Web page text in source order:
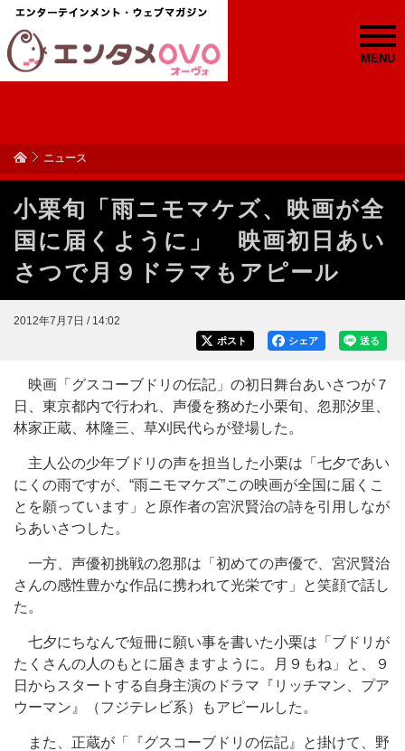
MENU
ニュース
小栗旬「雨ニモマケズ、映画が全
国に届くように」 映画初日あい
さつで月９ドラマもアピール
2012年7月7日 / 14:02
送る
シェア
ポスト
映画「グスコーブドリの伝記」の初日舞台あいさつが７
日、東京都内で行われ、声優を務めた小栗旬、忽那汐里、
林家正蔵、林隆三、草刈民代らが登場した。
主人公の少年ブドリの声を担当した小栗は「七夕であい
にくの雨ですが、“雨ニモマケズ”この映画が全国に届くこ
とを願っています」と原作者の宮沢賢治の詩を引用しなが
らあいさつした。
一方、声優初挑戦の忽那は「初めての声優で、宮沢賢治
さんの感性豊かな作品に携われて光栄です」と笑顔で話し
た。
七夕にちなんで短冊に願い事を書いた小栗は「ブドリが
たくさんの人のもとに届きますように。月９もね」と、９
日からスタートする自身主演のドラマ『リッチマン、プア
ウーマン』（フジテレビ系）もアピールした。
また、正蔵が「『グスコーブドリの伝記』と掛けて、野